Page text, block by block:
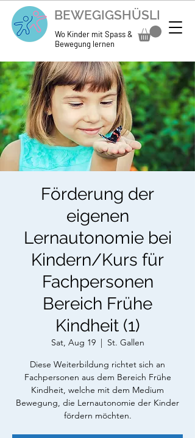
BEWEGIGSHÜSLI
Wo Kinder mit Spass &
Bewegung lernen
Förderung der
eigenen
Lernautonomie bei
Kindern/Kurs für
Fachpersonen
Bereich Frühe
Kindheit (1)
Sat, Aug 19
  |
St. Gallen
Diese Weiterbildung richtet sich an
Fachpersonen aus dem Bereich Frühe
Kindheit, welche mit dem Medium
Bewegung, die Lernautonomie der Kinder
fördern möchten.